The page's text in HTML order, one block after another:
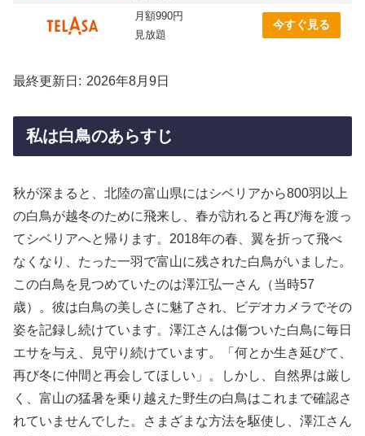
月額990円
見放題
今すぐ見る
最終更新日 2026年8月9日
私は白鳥のあらすじ
秋が深まると、北陸の富山県にはシベリアから800羽以上
の白鳥が越冬のために飛来し、春が訪れると再び海を渡っ
てシベリアへと帰ります。2018年の春、翼を折って飛べ
なくなり、たった一羽で富山に残された白鳥がいました。
この白鳥を見つめていたのは澤江弘一さん（当時57
歳）。彼は白鳥の美しさに魅了され、ビデオカメラでその
姿を記録し続けています。澤江さんは傷ついた白鳥に毎日
エサを与え、見守り続けています。「何とか生き延びて、
再び冬に仲間と再会してほしい」。しかし、自然界は厳し
く、富山の猛暑を乗り越えた野生の白鳥はこれまで確認さ
れていませんでした。さまざまな方法を駆使し、澤江さん